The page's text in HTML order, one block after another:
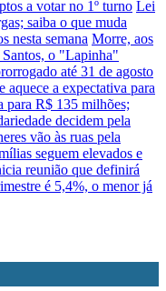
a votar no 1º turno Lei
saiba o que muda
nesta semana Morre, aos
Santos, o "Lapinha"
até 31 de agosto
aquece a expectativa para
para R$ 135 milhões;
decidem pela
vão às ruas pela
seguem elevados e
reunião que definirá
é 5,4%, o menor já